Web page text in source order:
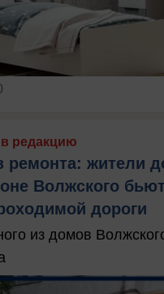
редакцию
ремонта: жители
Волжского
дороги
из домов